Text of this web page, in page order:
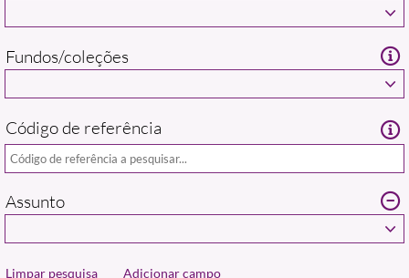
Fundos/coleções
Código de referência
Assunto
Adicionar campo